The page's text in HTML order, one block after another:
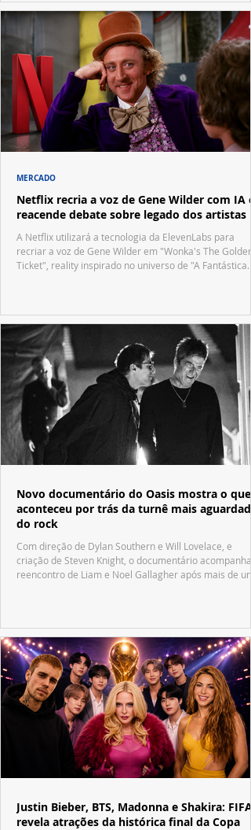
Netflix recria a voz de Gene Wilder com IA e
reacende debate sobre legado dos artistas
A Netflix utilizará a tecnologia da ElevenLabs para
recriar a voz de Gene Wilder em "Wonka's The Golden
Ticket", reality inspirado no universo de "A Fantástica
MERCADO
Novo documentário do Oasis mostra o que
aconteceu por trás da turnê mais aguardada
do rock
Com direção de Dylan Southern e Will Lovelace, e
criação de Steven Knight, o documentário acompanha
reencontro de Liam e Noel Gallagher após mais de
Justin Bieber, BTS, Madonna e Shakira: FIFA
revela atrações da histórica final da Copa